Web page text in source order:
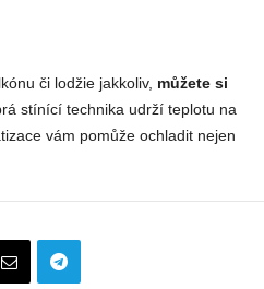
či lodžie jakkoliv, můžete si
stínící technika udrží teplotu na
vám pomůže ochladit nejen